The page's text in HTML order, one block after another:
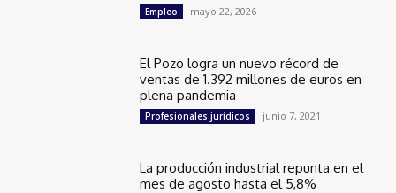
Empleo mayo 22, 2026
El Pozo logra un nuevo récord de
ventas de 1.392 millones de euros en
plena pandemia
Profesionales jurídicos junio 7, 2021
La producción industrial repunta en el
mes de agosto hasta el 5,8%